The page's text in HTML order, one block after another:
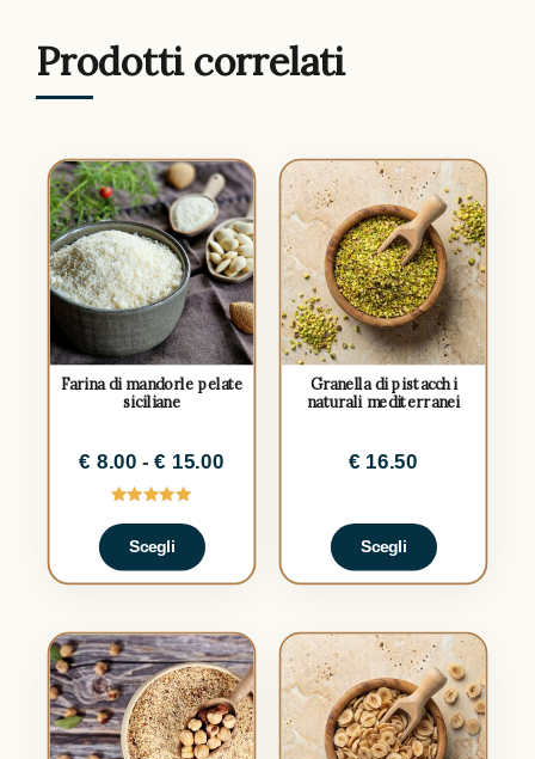
Prodotti correlati
Farina di mandorle pelate
siciliane
€ 8.00 - € 15.00
su 5
Scegli
Granella di pistacchi
naturali mediterranei
€ 16.50
Scegli